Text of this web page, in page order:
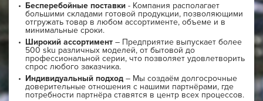
Бесперебойные поставки - Компания располагает
большими складами готовой продукции, позволяющими
отгружать товар в любом ассортименте, объеме и в
минимальные сроки.
Широкий ассортимент – Предприятие выпускает более
500 sku различных моделей, от бытовой до
профессиональной серии, что позволяет удовлетворить
спрос любого заказчика.
Индивидуальный подход – Мы создаём долгосрочные
доверительные отношения с нашими партнёрами, где
потребности партнёра ставятся в центр всех процессов.